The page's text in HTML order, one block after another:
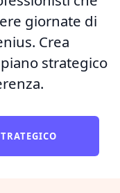
giornate di
Crea
strategico